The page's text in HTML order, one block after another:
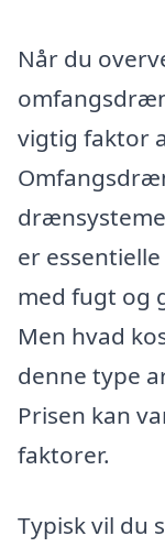
Når du
vigtig faktor
er
med fugt og
Men hvad
denne type
Prisen kan
faktorer.
Typisk vil du